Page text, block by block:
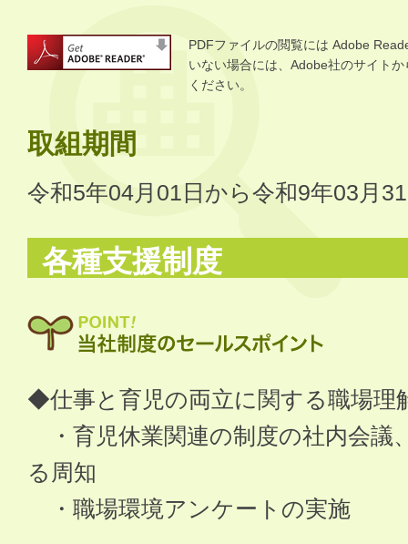
PDFファイルの閲覧には Adobe
いない場合には、Adobe社のサイト
ください。
取組期間
令和5年04月01日から令和9年03月
各種支援制度
◆仕事と育児の両立に関する職場理
・育児休業関連の制度の社内会議
る周知
・職場環境アンケートの実施